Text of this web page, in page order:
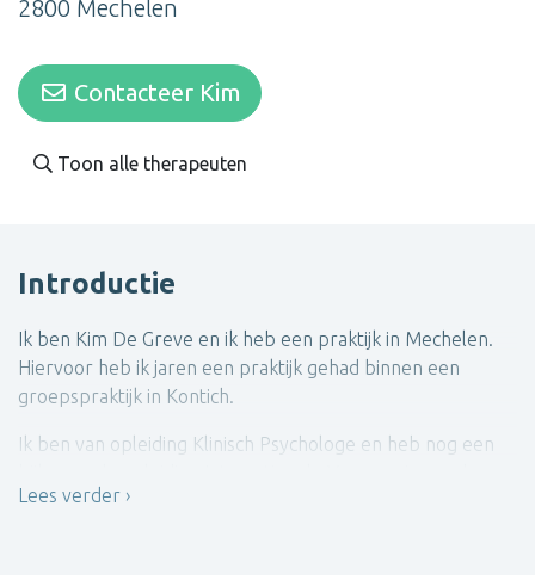
2800 Mechelen
Contacteer Kim
Toon alle therapeuten
Introductie
Ik ben Kim De Greve en ik heb een praktijk in Mechelen.
Hiervoor heb ik jaren een praktijk gehad binnen een
groepspraktijk in Kontich.
Ik ben van opleiding Klinisch Psychologe en heb nog een
Lees verder